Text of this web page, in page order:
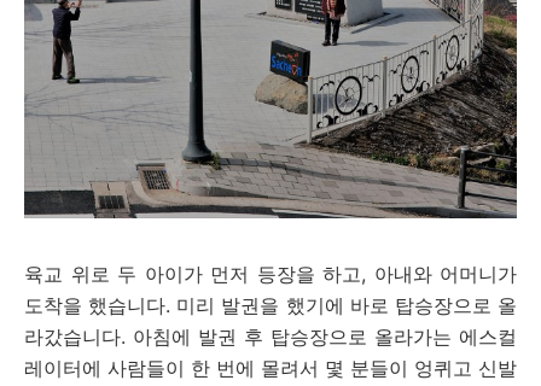
육교 위로 두 아이가 먼저 등장을 하고, 아내와 어머니가
도착을 했습니다. 미리 발권을 했기에 바로 탑승장으로 올
라갔습니다. 아침에 발권 후 탑승장으로 올라가는 에스컬
레이터에 사람들이 한 번에 몰려서 몇 분들이 엉퀴고 신발